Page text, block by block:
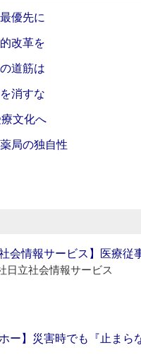
優先に
改革を
道筋は
消すな
文化へ
局の独自性
社会情報サービス】医療
日立社会情報サービス
ホー】災害時でも『止ま